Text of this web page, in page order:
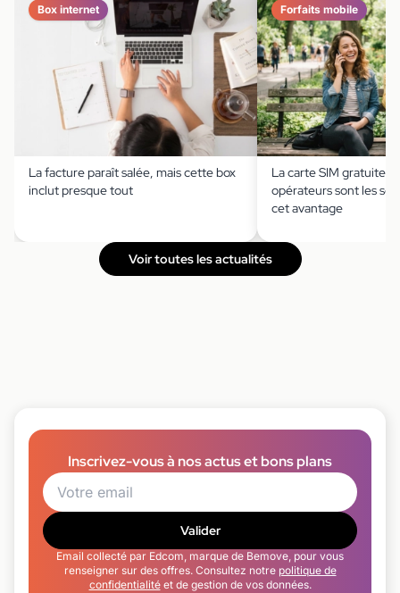
Box internet
La facture paraît salée, mais cette box
inclut presque tout
Forfaits mobile
La carte SIM gratuite ?
opérateurs sont les
cet avantage
Voir toutes les actualités
Inscrivez-vous à nos actus et bons plans
Valider
Email collecté par Edcom, marque de Bemove, pour vous
renseigner sur des offres. Consultez notre politique de
confidentialitéet de gestion de vos données.